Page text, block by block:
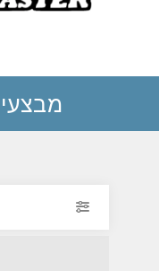
מבצעי THRUSTMASTER